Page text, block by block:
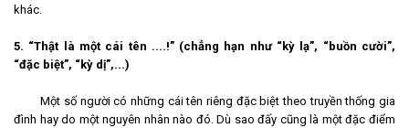
khác.
5. “Thật là một cái tên ....!” (chẳng hạn như “kỳ lạ”, “buồn cười”,
“đặc biệt”, “kỳ dị”,...)
Một số người có những cái tên riêng đặc biệt theo truyền thống gia
đình hay do một nguyên nhân nào đó. Dù sao đấy cũng là một đặc điểm